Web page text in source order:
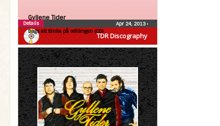
TDR Discography
Gyllene Tider
Dags att tänka på refrängen (CD)
Apr 24, 2013•
Details